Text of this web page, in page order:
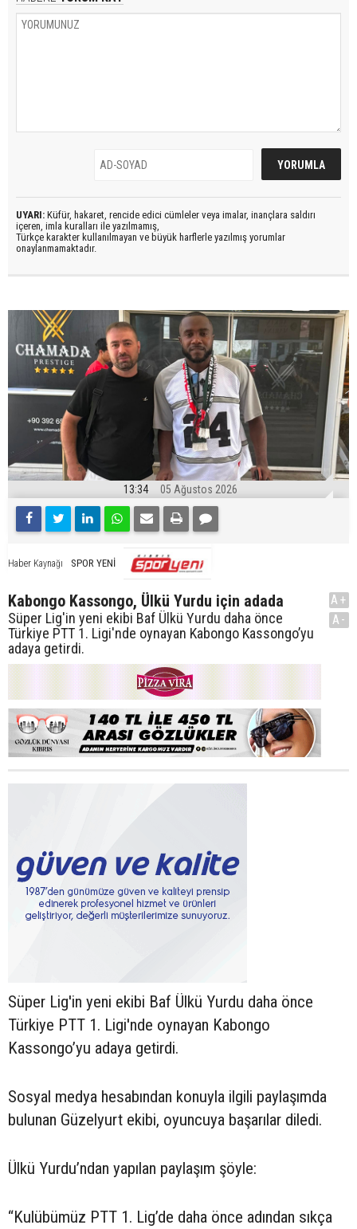
UYARI: Küfür, hakaret, rencide edici cümleler veya imalar, inançlara saldırı
içeren, imla kuralları ile yazılmamış,
Türkçe karakter kullanılmayan ve büyük harflerle yazılmış yorumlar
onaylanmamaktadır.
13:34 05 Ağustos 2026
Haber Kaynağı SPOR YENİ
Kabongo Kassongo, Ülkü Yurdu için adada
Süper Lig'in yeni ekibi Baf Ülkü Yurdu daha önce
Türkiye PTT 1. Ligi'nde oynayan Kabongo Kassongo’yu
adaya getirdi.
A+
A-
Süper Lig'in yeni ekibi Baf Ülkü Yurdu daha önce
Türkiye PTT 1. Ligi'nde oynayan Kabongo
Kassongo’yu adaya getirdi.
Sosyal medya hesabından konuyla ilgili paylaşımda
bulunan Güzelyurt ekibi, oyuncuya başarılar diledi.
Ülkü Yurdu’ndan yapılan paylaşım şöyle:
“Kulübümüz PTT 1. Lig’de daha önce adından sıkça